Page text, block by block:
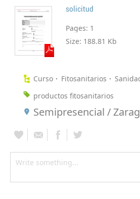
solicitud
Pages: 1
Size: 188.81 Kb
Curso Fitosanitarios
productos fitosanitarios
Semipresencial /